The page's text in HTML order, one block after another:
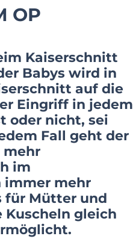
OP
Kaiserschnitt
Babys wird in
auf die
Eingriff in jedem
oder nicht, sei
Fall geht der
mehr
im
immer mehr
für Mütter und
Kuscheln gleich